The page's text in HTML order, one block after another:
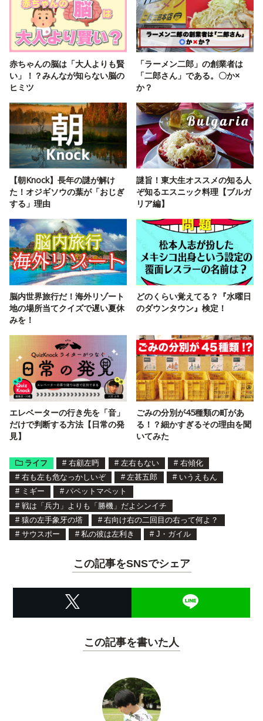
赤ちゃんの脳は「大人よりも賢
い」！？みんなが知らない脳の
ヒミツ
「ラーメン二郎」の創業者は
「二郎さん」である。〇か×
か？
【朝Knock】長年の謎が解け
た！オジギソウの葉が「おじぎ
する」理由
謎旨！東大生オススメの知る人
ぞ知るエスニック料理【ブルガ
リア編】
脳内世界旅行だ！海外リゾート
地の場所当てクイズで遅い夏休
みを！
どのくらい覚えてる？『水曜日
のダウンタウン』検定！
エレベーターの行き先を「音」
だけで判断する方法【日常の発
見】
ごみの分別が45種類の町があ
る！？細かすぎるその理由を聞
いてみた
ライフ # 右顧左眄 # 左右もない # 右傾化
# 右も左も危なっかしいぞ # 左甚五郎 # いうえもん
# ミギー # パペットマペット
# 戦は「兵力」よりも「勝機」だよシンイチ
# 猿の左手象牙の塔 # 右向け右の二回目の右って何よ？
# サウスポー # 私の彼は左利き # J・ガイル
この記事をSNSでシェア
この記事を書いた人